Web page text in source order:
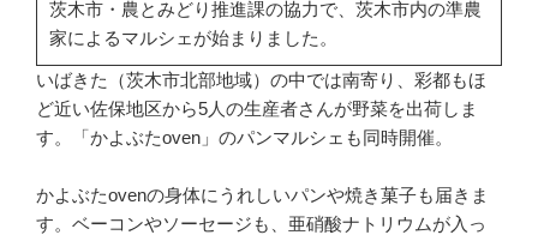
茨木市・農とみどり推進課の協力で、茨木市内の準農
家によるマルシェが始まりました。
いばきた（茨木市北部地域）の中では南寄り、彩都もほ
ど近い佐保地区から5人の生産者さんが野菜を出荷しま
す。「かよぶたoven」のパンマルシェも同時開催。
かよぶたovenの身体にうれしいパンや焼き菓子も届きま
す。ベーコンやソーセージも、亜硝酸ナトリウムが入っ